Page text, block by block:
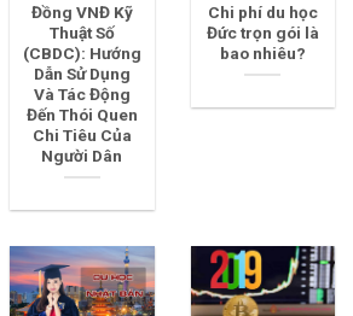
Đồng VNĐ Kỹ
Thuật Số
(CBDC): Hướng
Dẫn Sử Dụng
Và Tác Động
Đến Thói Quen
Chi Tiêu Của
Người Dân
Chi phí du học
Đức trọn gói là
bao nhiêu?